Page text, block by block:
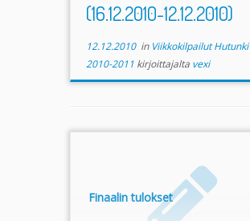
(16.12.2010-12.12.2010)
12.12.2010in Viikkokilpailut Hutunki
2010-2011 kirjoittajalta vexi
Finaalin tulokset